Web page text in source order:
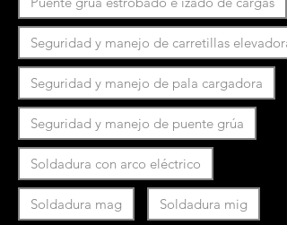
Seguridad y manejo de carretillas
Seguridad y manejo de pala cargadora
Seguridad y manejo de puente grúa
Soldadura con arco eléctrico
Soldadura mag Soldadura mig